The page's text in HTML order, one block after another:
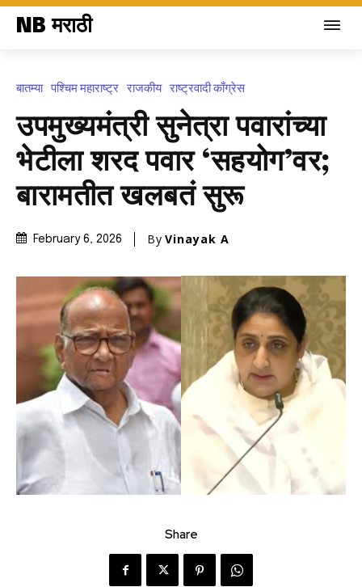
NB मराठी
बातम्या पश्चिम महाराष्ट्र राजकीय राष्ट्रवादी काँग्रेस
उपमुख्यमंत्री सुनेत्रा पवारांच्या
भेटीला शरद पवार ‘सहयोग’वर;
बारामतीत खलबतं सुरू
February 6, 2026 By Vinayak A
Share